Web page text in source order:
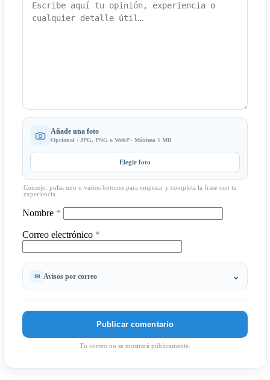
Añade una foto
Opcional · JPG, PNG o WebP · Máximo 1 MB
Elegir foto
Consejo: pulsa uno o varios botones para empezar y completa la frase con tu
experiencia.
Nombre *
Correo electrónico *
Avisos por correo
Tu correo no se mostrará públicamente.